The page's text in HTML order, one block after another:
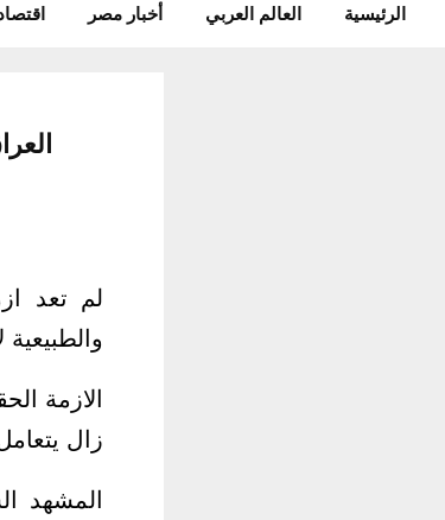
الرئيسية العالم العربي أخبار مصر
لم تعد
الازمة
زال
المشهد